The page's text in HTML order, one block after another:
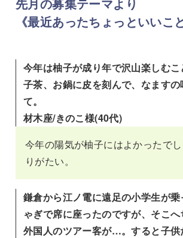
《最近あったちょっといいこ
今年は柚子が成り年で沢山楽しむ
子茶、お鍋に皮を刻んで、なます
て。
材木座/きのこ様(40代)
今年の陽気が柚子にはよかったで
りがたい。
鎌倉から江ノ電に遠足の小学生が
ゃぎで席に座ったのですが、そこ
外国人のツアー客が…。すると子